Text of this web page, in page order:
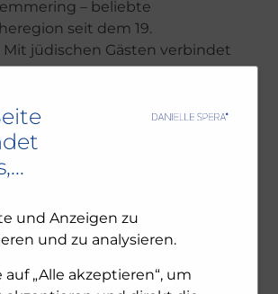
– beliebte
seit dem 19.
jüdischen Gästen verbindet
Geschichte, die vom Mittelalter,
und Anzeigen zu
und zu analysieren.
auf „Alle akzeptieren“, um